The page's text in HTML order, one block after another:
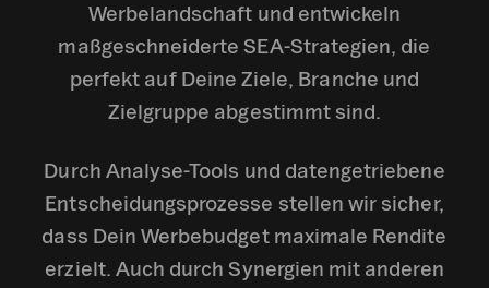
Werbelandschaft und entwickeln
maßgeschneiderte SEA-Strategien, die
perfekt auf Deine Ziele, Branche und
Zielgruppe abgestimmt sind.
Durch Analyse-Tools und datengetriebene
Entscheidungsprozesse stellen wir sicher,
dass Dein Werbebudget maximale Rendite
erzielt. Auch durch Synergien mit anderen